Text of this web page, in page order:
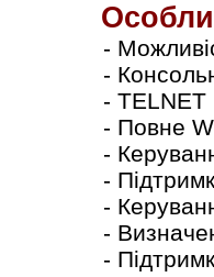
-
-
- TELNET
- Повне
-
-
-
-
-